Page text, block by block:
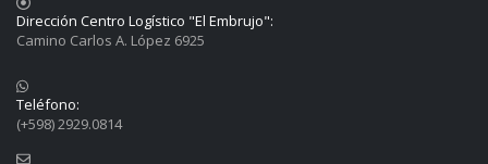
Dirección Centro Logístico "El Embrujo":
Camino Carlos A. López 6925
Teléfono:
(+598) 2929.0814